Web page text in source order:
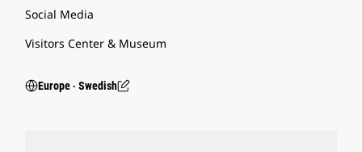
Social Media
Visitors Center & Museum
Europe ‧ Swedish